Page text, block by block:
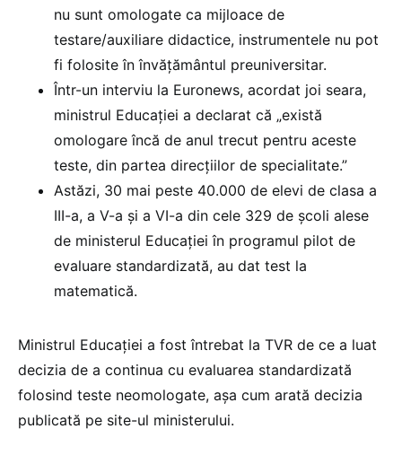
nu sunt omologate ca mijloace de
testare/auxiliare didactice, instrumentele nu pot
fi folosite în învățământul preuniversitar.
Într-un interviu la Euronews, acordat joi seara,
ministrul Educației a declarat că „există
omologare încă de anul trecut pentru aceste
teste, din partea direcțiilor de specialitate.”
Astăzi, 30 mai peste 40.000 de elevi de clasa a
III-a, a V-a și a VI-a din cele 329 de școli alese
de ministerul Educației în programul pilot de
evaluare standardizată, au dat test la
matematică.
Ministrul Educației a fost întrebat la TVR de ce a luat
decizia de a continua cu evaluarea standardizată
folosind teste neomologate, așa cum arată decizia
publicată pe site-ul ministerului.